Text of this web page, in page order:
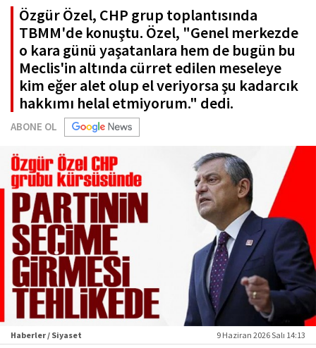
Özgür Özel, CHP grup toplantısında
TBMM'de konuştu. Özel, "Genel merkezde
o kara günü yaşatanlara hem de bugün bu
Meclis'in altında cürret edilen meseleye
kim eğer alet olup el veriyorsa şu kadarcık
hakkımı helal etmiyorum." dedi.
ABONE OL
Haberler / Siyaset 9 Haziran 2026 Salı 14:13